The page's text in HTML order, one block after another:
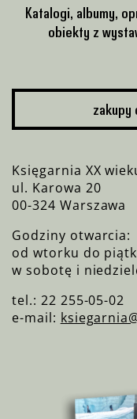
Katalogi, albumy,
obiekty z
zakupy
Księgarnia XX
ul. Karowa 20
00-324 Warszawa
Godziny otwarcia:
od wtorku do
w sobotę i
tel.: 22 255-05-02
e-mail: